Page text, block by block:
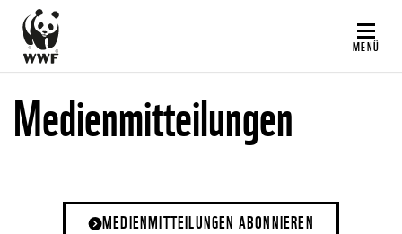
Direkt
zum
Inhalt
MENÜ
Medienmitteilungen
MEDIENMITTEILUNGEN ABONNIEREN